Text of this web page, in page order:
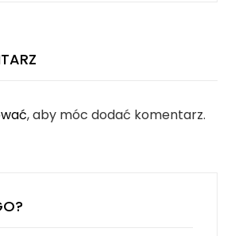
, aby móc dodać komentarz.